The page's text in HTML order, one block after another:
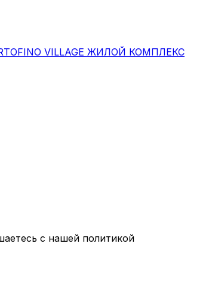
VILLAGE ЖИЛОЙ КОМПЛЕКС
с нашей политикой